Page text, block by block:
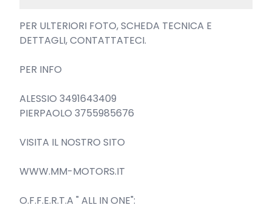
PER ULTERIORI FOTO, SCHEDA TECNICA E
DETTAGLI, CONTATTATECI.
PER INFO
ALESSIO 3491643409
PIERPAOLO 3755985676
VISITA IL NOSTRO SITO
WWW.MM-MOTORS.IT
O.F.F.E.R.T.A " ALL IN ONE":